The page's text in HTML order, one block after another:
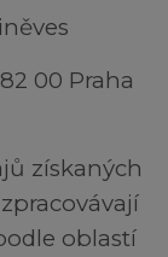
00 Praha
získaných
oblastí